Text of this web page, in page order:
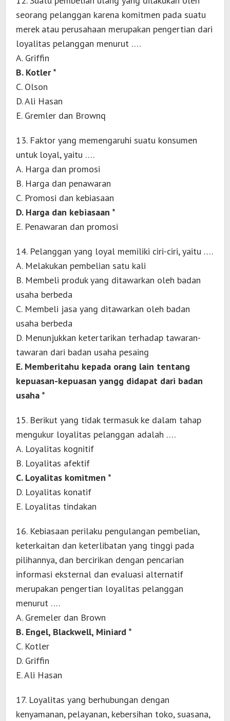
seorang pelanggan karena komitmen pada suatu
merek atau perusahaan merupakan pengertian dari
loyalitas pelanggan menurut ….
A. Griffin
B. Kotler *
C. Olson
D. Ali Hasan
E. Gremler dan Brownq
13. Faktor yang memengaruhi suatu konsumen
untuk loyal, yaitu ….
A. Harga dan promosi
B. Harga dan penawaran
C. Promosi dan kebiasaan
D. Harga dan kebiasaan *
E. Penawaran dan promosi
14. Pelanggan yang loyal memiliki ciri-ciri, yaitu ….
A. Melakukan pembelian satu kali
B. Membeli produk yang ditawarkan oleh badan
usaha berbeda
C. Membeli jasa yang ditawarkan oleh badan
usaha berbeda
D. Menunjukkan ketertarikan terhadap tawaran-
tawaran dari badan usaha pesaing
E. Memberitahu kepada orang lain tentang
kepuasan-kepuasan yangg didapat dari badan
usaha *
15. Berikut yang tidak termasuk ke dalam tahap
mengukur loyalitas pelanggan adalah ….
A. Loyalitas kognitif
B. Loyalitas afektif
C. Loyalitas komitmen *
D. Loyalitas konatif
E. Loyalitas tindakan
16. Kebiasaan perilaku pengulangan pembelian,
keterkaitan dan keterlibatan yang tinggi pada
pilihannya, dan bercirikan dengan pencarian
informasi eksternal dan evaluasi alternatif
merupakan pengertian loyalitas pelanggan
menurut ….
A. Gremeler dan Brown
B. Engel, Blackwell, Miniard *
C. Kotler
D. Griffin
E. Ali Hasan
17. Loyalitas yang berhubungan dengan
kenyamanan, pelayanan, kebersihan toko, suasana,